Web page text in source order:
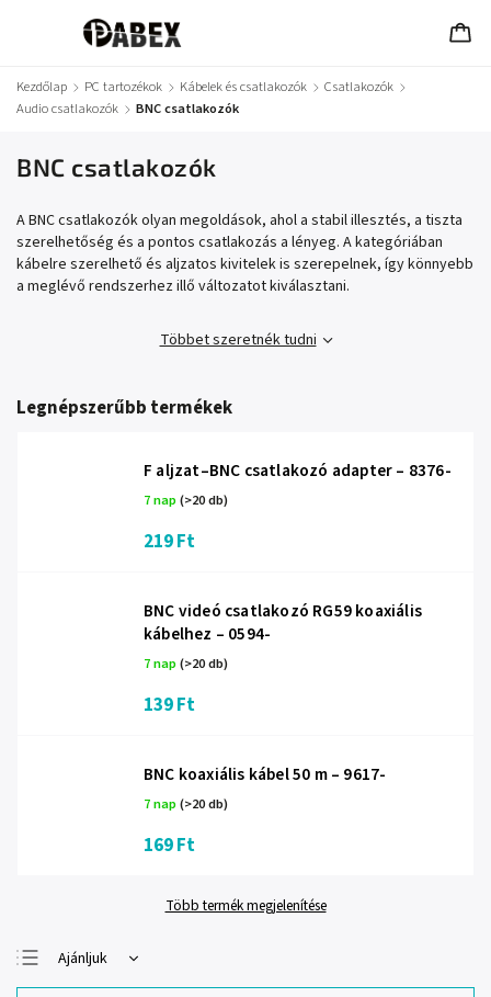
Kezdőlap / PC tartozékok / Kábelek és csatlakozók / Csatlakozók /
Audio csatlakozók / BNC csatlakozók
BNC csatlakozók
A BNC csatlakozók olyan megoldások, ahol a stabil illesztés, a tiszta
szerelhetőség és a pontos csatlakozás a lényeg. A kategóriában
kábelre szerelhető és aljzatos kivitelek is szerepelnek, így könnyebb
a meglévő rendszerhez illő változatot kiválasztani.
Többet szeretnék tudni
Legnépszerűbb termékek
F aljzat–BNC csatlakozó adapter – 8376-
7 nap(>20 db)
219 Ft
BNC videó csatlakozó RG59 koaxiális
kábelhez – 0594-
7 nap(>20 db)
139 Ft
BNC koaxiális kábel 50 m – 9617-
7 nap(>20 db)
169 Ft
Több termék megjelenítése
Ajánljuk